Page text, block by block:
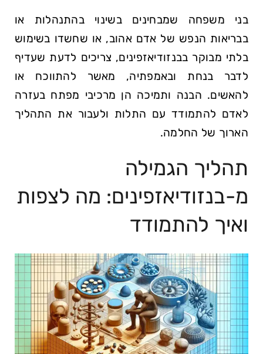
בני משפחה שמבחינים בשינוי בהתנהלות או
בבריאות הנפש של אדם אהוב, או שחשדו בשימוש
בלתי מבוקר בבנזודיאזפינים, צריכים לדעת שעדיף
לדבר בנחת ובאמפתיה, מאשר להתווכח או
להאשים. הבנה ותמיכה הן מרכיבי מפתח בעזרה
לאדם להתמודד עם התלות ולעבור את התהליך
הארוך של החלמה.
תהליך הגמילה
מ-בנזודיאזפינים: מה לצפות
ואיך להתמודד